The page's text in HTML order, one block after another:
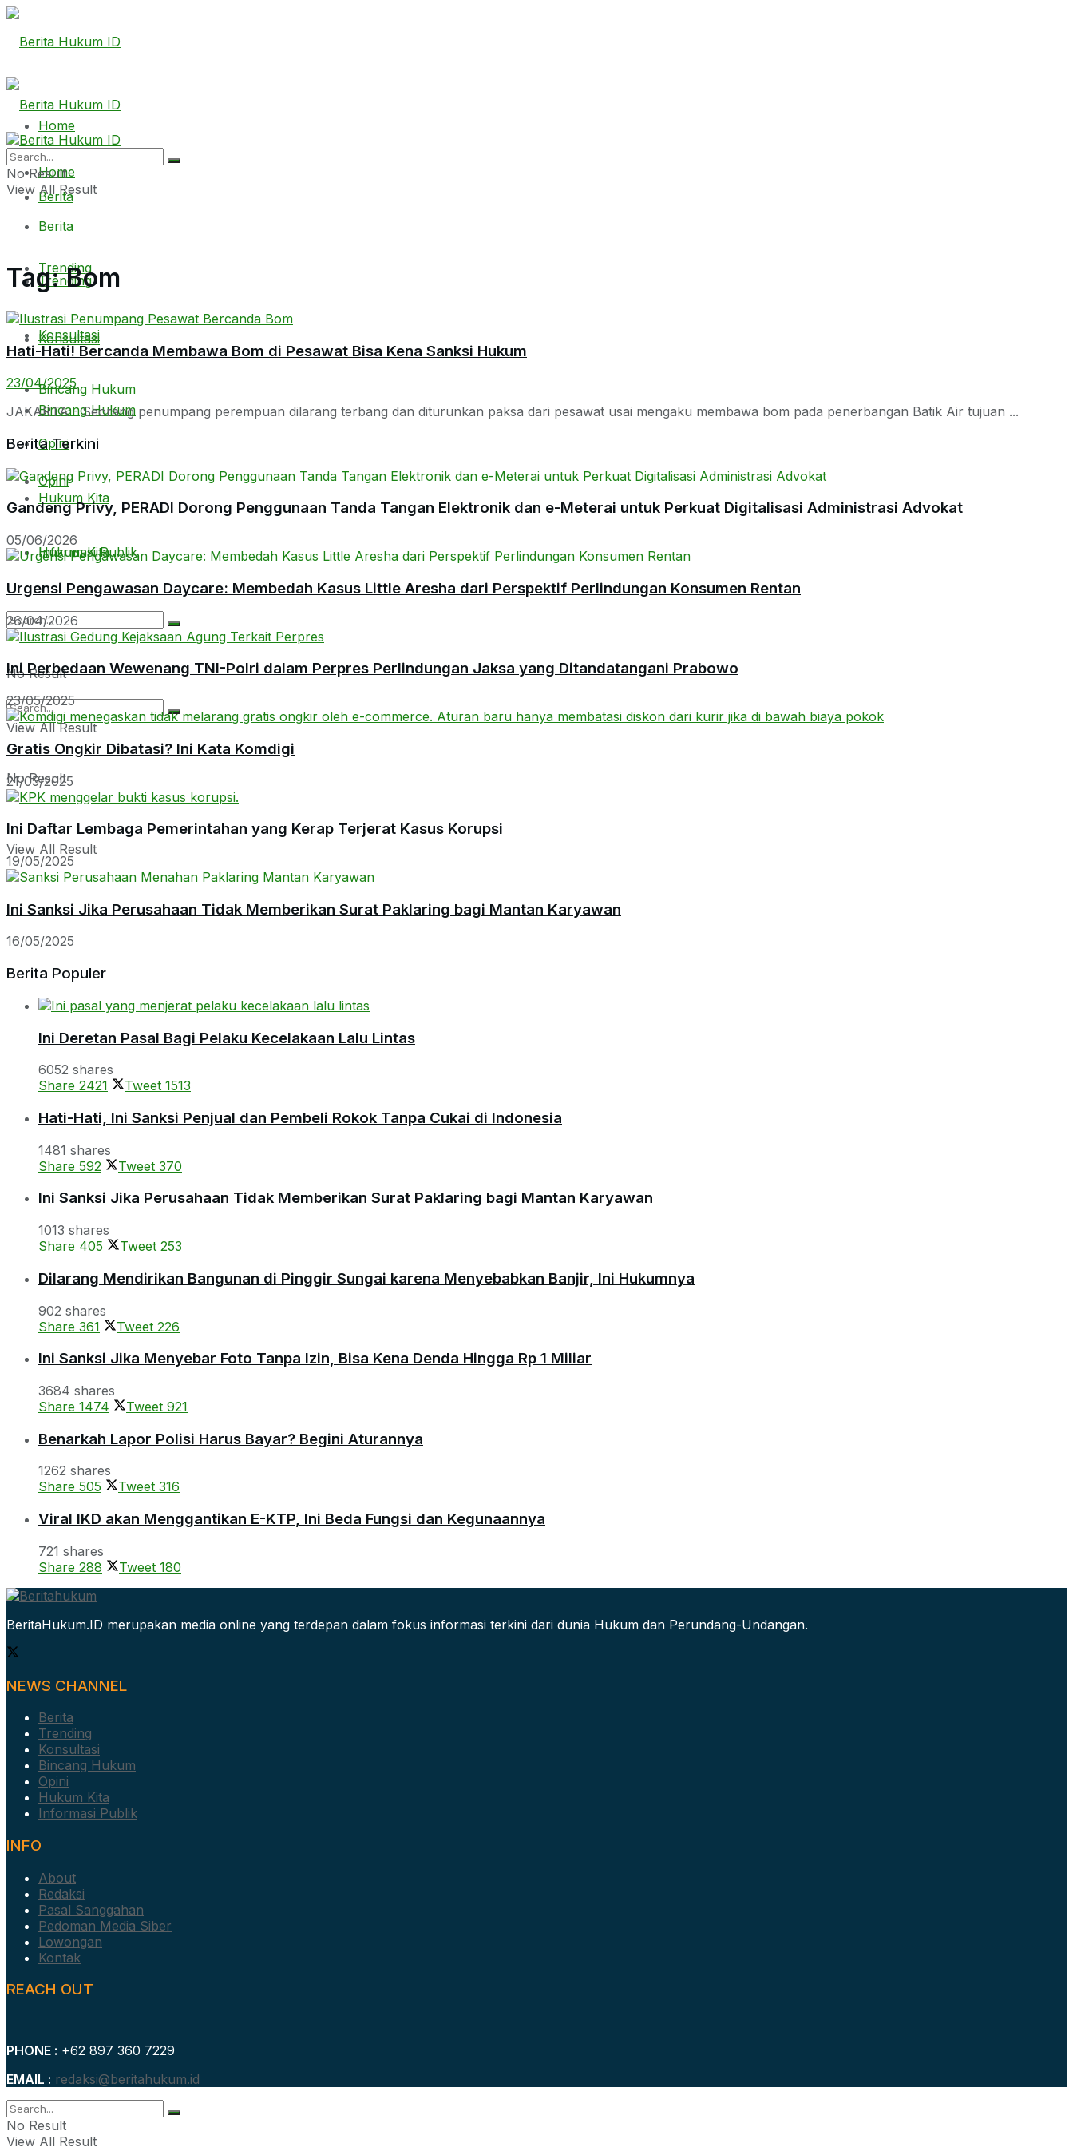
Home
Berita
Trending
Konsultasi
Bincang Hukum
Opini
Hukum Kita
Informasi Publik
No Result
View All Result
Home
Berita
Trending
Konsultasi
Bincang Hukum
Opini
Hukum Kita
Informasi Publik
No Result
View All Result
No Result
View All Result
Tag:Bom
Hati-Hati! Bercanda Membawa Bom di Pesawat Bisa Kena Sanksi Hukum
23/04/2025
JAKARTA - Seorang penumpang perempuan dilarang terbang dan diturunkan paksa dari pesawat usai mengaku membawa bom pada penerbangan Batik Air tujuan ...
Berita Terkini
Gandeng Privy, PERADI Dorong Penggunaan Tanda Tangan Elektronik dan e-Meterai untuk Perkuat Digitalisasi Administrasi Advokat
05/06/2026
Urgensi Pengawasan Daycare: Membedah Kasus Little Aresha dari Perspektif Perlindungan Konsumen Rentan
26/04/2026
Ini Perbedaan Wewenang TNI-Polri dalam Perpres Perlindungan Jaksa yang Ditandatangani Prabowo
23/05/2025
Gratis Ongkir Dibatasi? Ini Kata Komdigi
21/05/2025
Ini Daftar Lembaga Pemerintahan yang Kerap Terjerat Kasus Korupsi
19/05/2025
Ini Sanksi Jika Perusahaan Tidak Memberikan Surat Paklaring bagi Mantan Karyawan
16/05/2025
Berita Populer
Ini Deretan Pasal Bagi Pelaku Kecelakaan Lalu Lintas
6052 shares
Share 2421 Tweet 1513
Hati-Hati, Ini Sanksi Penjual dan Pembeli Rokok Tanpa Cukai di Indonesia
1481 shares
Share 592 Tweet 370
Ini Sanksi Jika Perusahaan Tidak Memberikan Surat Paklaring bagi Mantan Karyawan
1013 shares
Share 405 Tweet 253
Dilarang Mendirikan Bangunan di Pinggir Sungai karena Menyebabkan Banjir, Ini Hukumnya
902 shares
Share 361 Tweet 226
Ini Sanksi Jika Menyebar Foto Tanpa Izin, Bisa Kena Denda Hingga Rp 1 Miliar
3684 shares
Share 1474 Tweet 921
Benarkah Lapor Polisi Harus Bayar? Begini Aturannya
1262 shares
Share 505 Tweet 316
Viral IKD akan Menggantikan E-KTP, Ini Beda Fungsi dan Kegunaannya
721 shares
Share 288 Tweet 180
BeritaHukum.ID merupakan media online yang terdepan dalam fokus informasi terkini dari dunia Hukum dan Perundang-Undangan.
NEWS CHANNEL
Berita
Trending
Konsultasi
Bincang Hukum
Opini
Hukum Kita
Informasi Publik
INFO
About
Redaksi
Pasal Sanggahan
Pedoman Media Siber
Lowongan
Kontak
REACH OUT
PHONE : +62 897 360 7229
EMAIL : redaksi@beritahukum.id
No Result
View All Result